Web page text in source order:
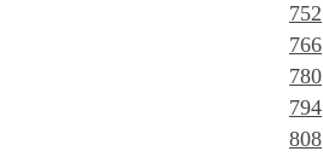
752
766
780
794
808